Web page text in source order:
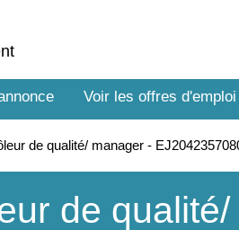
Voir les offres d'emploi
de qualité/ manager -
de